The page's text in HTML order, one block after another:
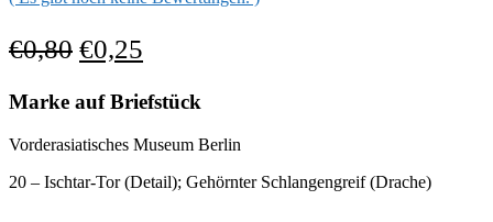
€0,80 €0,25
Marke auf Briefstück
Vorderasiatisches Museum Berlin
20 – Ischtar-Tor (Detail); Gehörnter Schlangengreif (Drache)